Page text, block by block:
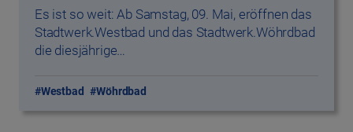
Es ist so weit: Ab Samstag, 09. Mai, eröffnen das
Stadtwerk.Westbad und das Stadtwerk.Wöhrdbad
die diesjährige…
#Westbad #Wöhrdbad